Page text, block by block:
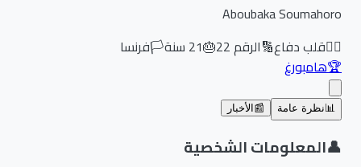
Aboubaka Soumahoro
قلب دفاع🔢الرقم22
🎂
21سنة🏳️فرنسا
هامبورغ
نظرة عامة 📰 الأخبار
المعلومات الشخصية